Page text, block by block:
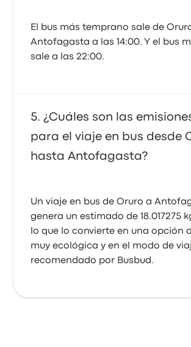
El bus más temprano sale de
Antofagasta a las 14:00. Y el bus
sale a las 22:00.
¿Cuáles son las
para el viaje en bus desde
hasta Antofagasta?
Un viaje en bus de Oruro a
genera un estimado de 18.017275
lo que lo convierte en una opción
muy ecológica y en el modo de
recomendado por Busbud.